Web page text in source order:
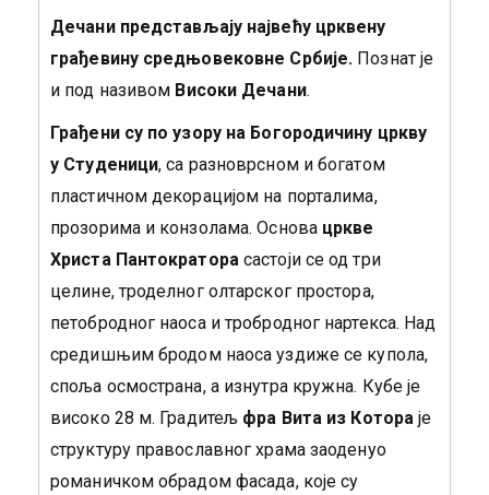
Дечани представљају највећу црквену
грађевину средњовековне Србије. Познат је
и под називом Високи Дечани.
Грађени су по узору на Богородичину цркву
у Студеници, са разноврсном и богатом
пластичном декорацијом на порталима,
прозорима и конзолама. Основа цркве
Христа Пантократорасастоји се од три
целине, троделног олтарског простора,
петобродног наоса и тробродног нартекса. Над
средишњим бродом наоса уздиже се купола,
споља осмострана, а изнутра кружна. Кубе је
високо 28 м. Градитељ фра Вита из Котора је
структуру православног храма заоденуо
романичком обрадом фасада, које су